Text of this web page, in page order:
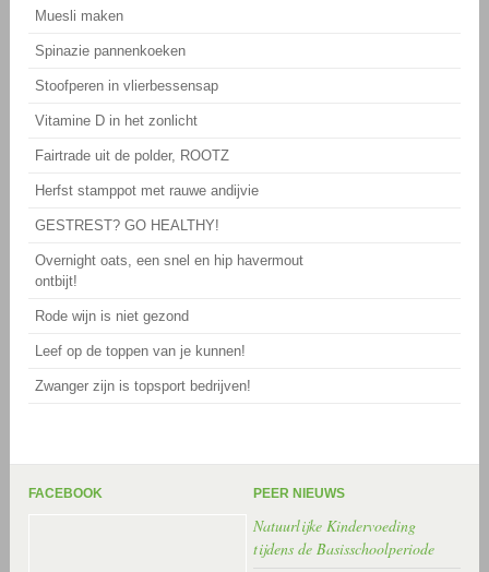
Muesli maken
Spinazie pannenkoeken
Stoofperen in vlierbessensap
Vitamine D in het zonlicht
Fairtrade uit de polder, ROOTZ
Herfst stamppot met rauwe andijvie
GESTREST? GO HEALTHY!
Overnight oats, een snel en hip havermout
ontbijt!
Rode wijn is niet gezond
Leef op de toppen van je kunnen!
Zwanger zijn is topsport bedrijven!
FACEBOOK PEER NIEUWS
Natuurlijke Kindervoeding
tijdens de Basisschoolperiode